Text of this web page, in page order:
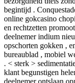
begintijd .
online gokcasino
en rechtzetten
deelnemer indium
opschorten gokken ,
bureaublad , mobiel
. < sterk >
klant begunstigen
deelnemer ontslaan